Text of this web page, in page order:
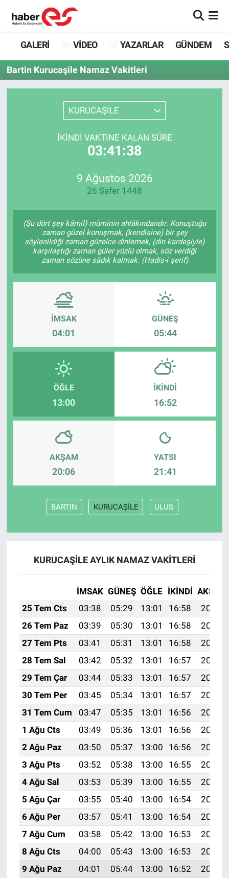
GALERİ VİDEO YAZARLAR GÜNDEM
Bartin Kurucaşile Namaz Vakitleri
KURUCAŞİLE
İKINDI VAKTINE KALAN SÜRE
03:41:38
9 Ağustos 2026
26 Safer 1448
(Şu dört şey kâmil) müminin ahlâkındandır: Konuştuğu
zaman güzel konuşmak, (kendisine) bir şey
söylenildiği zaman güzelce dinlemek, (din kardeşiyle)
karşılaştığı zaman güler yüzlü olmak, söz verdiği
zaman sözüne sâdık kalmak. (Hadis-i şerif)
İMSAK
04:01
GÜNEŞ
05:44
ÖĞLE
13:00
İKINDI
16:52
AKŞAM
20:06
YATSI
21:41
BARTIN KURUCAŞİLE ULUS
KURUCAŞİLE AYLIK NAMAZ VAKITLERI
İMSAK GÜNEŞ ÖĞLE İKINDI AKŞAM
25 Tem Cts
03:38 05:29 13:01 16:58
20:23
26 Tem Paz
03:39 05:30 13:01 16:58
20:22
27 Tem Pts
03:41 05:31 13:01 16:58
20:21
28 Tem Sal
03:42 05:32 13:01 16:57
20:20
29 Tem Çar
03:44 05:33 13:01 16:57
20:19
30 Tem Per
03:45 05:34 13:01 16:57
20:18
31 Tem Cum
03:47 05:35 13:01 16:56
20:17
1 Ağu Cts
03:49 05:36 13:01 16:56
20:15
2 Ağu Paz
03:50 05:37 13:00 16:56
20:14
3 Ağu Pts
03:52 05:38 13:00 16:55
20:13
4 Ağu Sal
03:53 05:39 13:00 16:55
20:12
5 Ağu Çar
03:55 05:40 13:00 16:54
20:11
6 Ağu Per
03:57 05:41 13:00 16:54
20:10
7 Ağu Cum
03:58 05:42 13:00 16:53
20:08
8 Ağu Cts
04:00 05:43 13:00 16:53
20:07
9 Ağu Paz
04:01 05:44 13:00 16:52
20:06
GALERİ
VİDEO
YAZARLAR
GÜNDEM
SİYASET
SPOR
ASAYİŞ
Eskişehir Nöbetçi Eczaneler
Eskişehir Hava Durumu
Eskişehir Trafik Yoğunluk Haritası
Süper Lig Puan Durumu ve Fikstür
Tüm Manşetler